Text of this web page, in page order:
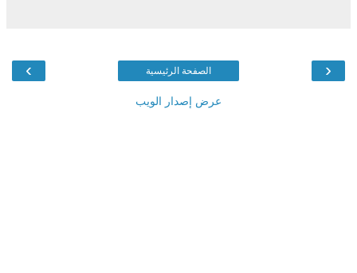
‹
› الصفحة الرئيسية
عرض إصدار الويب